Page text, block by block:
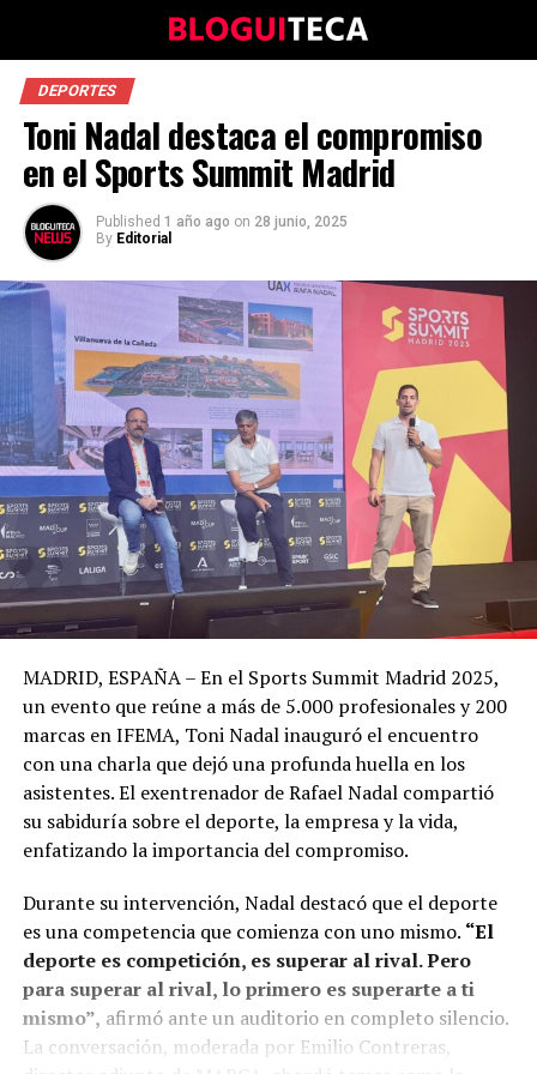
DEPORTES
Toni Nadal destaca el compromiso
en el Sports Summit Madrid
Published 1 año ago on 28 junio, 2025
By Editorial
MADRID, ESPAÑA – En el Sports Summit Madrid 2025,
un evento que reúne a más de 5.000 profesionales y 200
marcas en IFEMA, Toni Nadal inauguró el encuentro
con una charla que dejó una profunda huella en los
asistentes. El exentrenador de Rafael Nadal compartió
su sabiduría sobre el deporte, la empresa y la vida,
enfatizando la importancia del compromiso.
Durante su intervención, Nadal destacó que el deporte
es una competencia que comienza con uno mismo. “El
deporte es competición, es superar al rival. Pero
para superar al rival, lo primero es superarte a ti
mismo”, afirmó ante un auditorio en completo silencio.
La conversación, moderada por Emilio Contreras,